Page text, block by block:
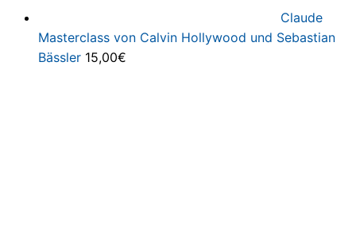
Claude
Masterclass von Calvin Hollywood und Sebastian
Bässler 15,00€